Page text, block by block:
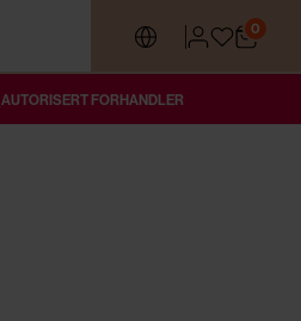
0
AUTORISERT FORHANDLER